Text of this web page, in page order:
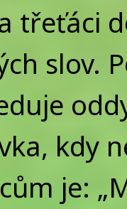
třeťáci
slov.
kdy
je: